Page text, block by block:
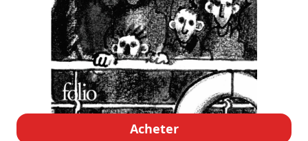
Acheter